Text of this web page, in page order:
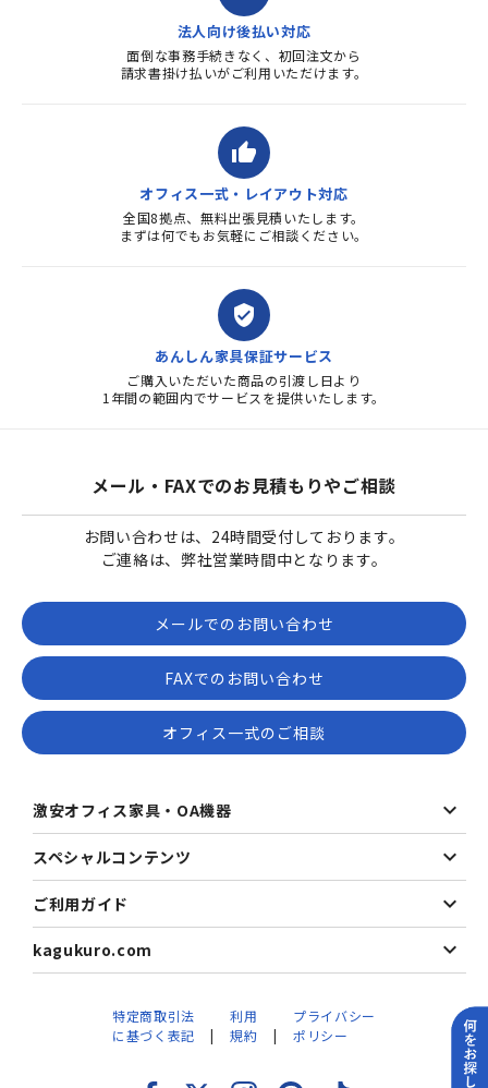
法人向け後払い対応
面倒な事務手続きなく、初回注文から
請求書掛け払いがご利用いただけます。
thumb_up
オフィス一式・レイアウト対応
全国8拠点、無料出張見積いたします。
まずは何でもお気軽にご相談ください。
verified_user
あんしん家具保証サービス
ご購入いただいた商品の引渡し日より
1年間の範囲内でサービスを提供いたします。
メール・FAXでのお見積もりやご相談
お問い合わせは、24時間受付しております。
ご連絡は、弊社営業時間中となります。
メールでのお問い合わせ
FAXでのお問い合わせ
オフィス一式のご相談
激安オフィス家具・OA機器
スペシャルコンテンツ
ご利用ガイド
kagukuro.com
特定商取引法
に基づく表記
利用
規約
プライバシー
ポリシー